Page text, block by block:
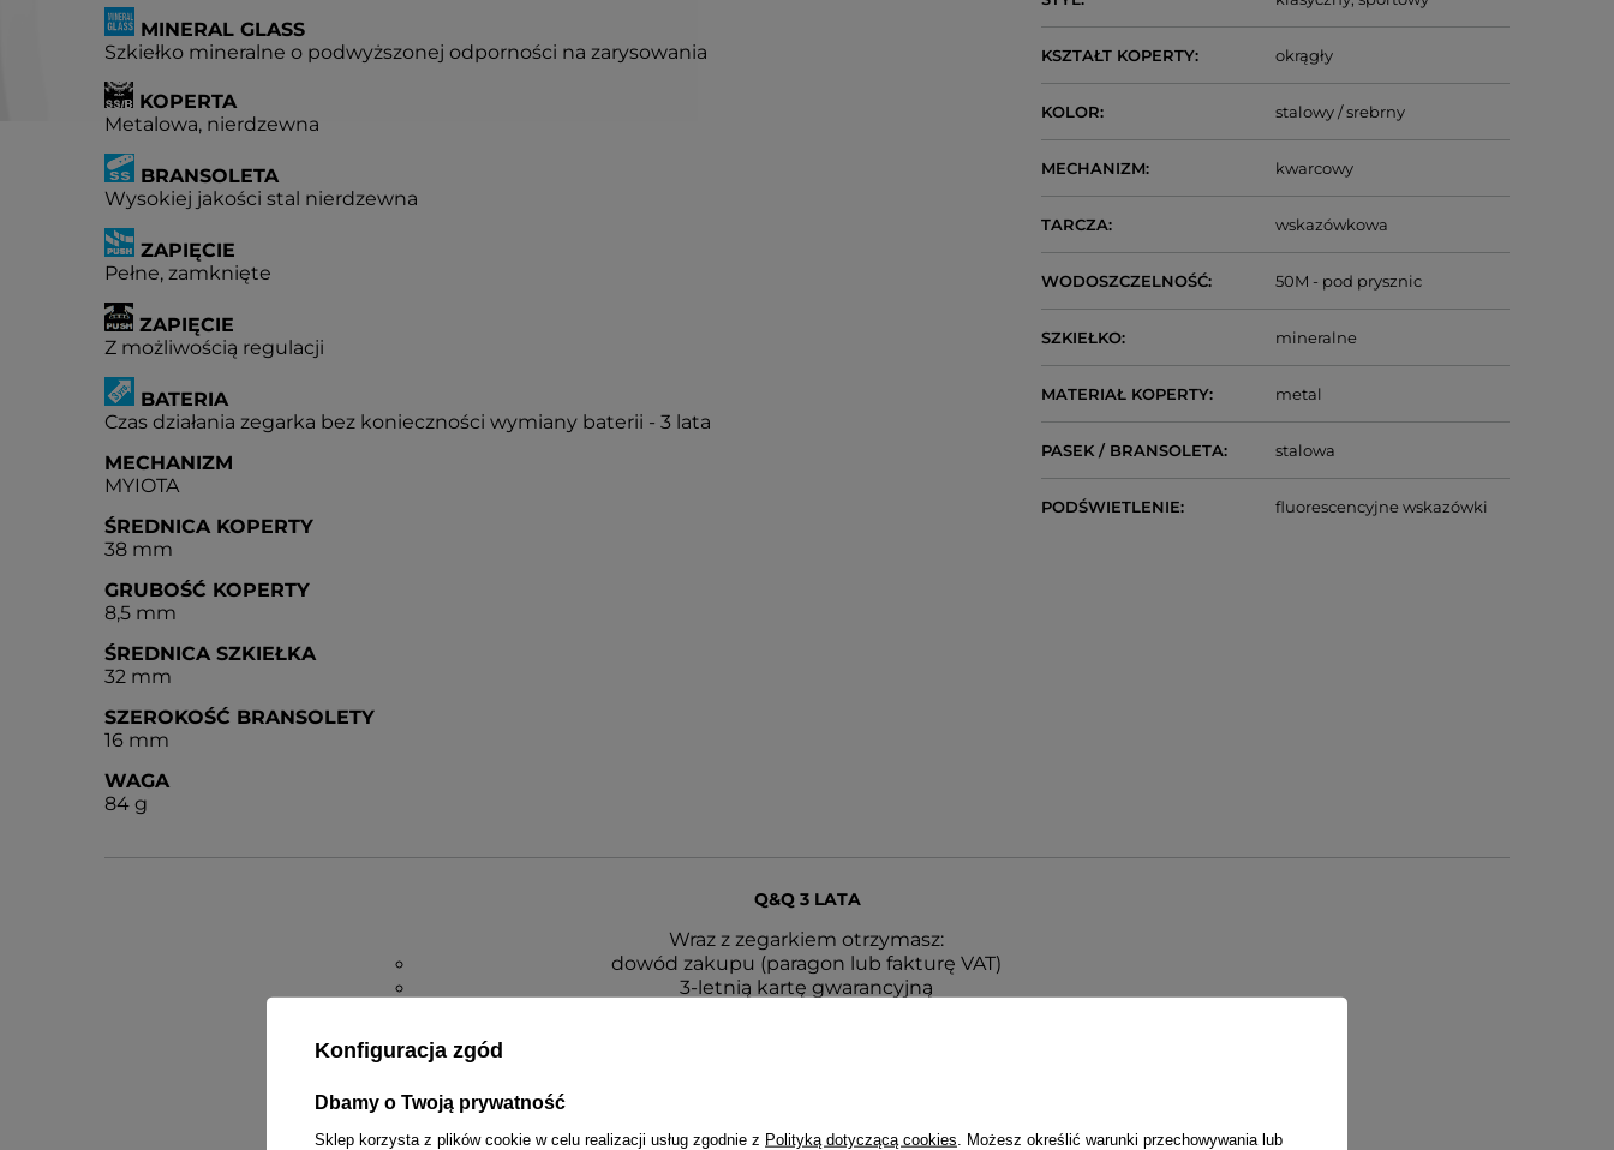
MINERAL GLASS
Szkiełko mineralne o podwyższonej odporności na zarysowania
KOPERTA
Metalowa, nierdzewna
BRANSOLETA
Wysokiej jakości stal nierdzewna
ZAPIĘCIE
Pełne, zamknięte
ZAPIĘCIE
Z możliwością regulacji
BATERIA
Czas działania zegarka bez konieczności wymiany baterii - 3 lata
MECHANIZM
MYIOTA
ŚREDNICA KOPERTY
38 mm
GRUBOŚĆ KOPERTY
8,5 mm
ŚREDNICA SZKIEŁKA
32 mm
SZEROKOŚĆ BRANSOLETY
16 mm
WAGA
84 g
KSZTAŁT KOPERTY okrągły
KOLOR stalowy / srebrny
MECHANIZM kwarcowy
TARCZA wskazówkowa
WODOSZCZELNOŚĆ 50M - pod prysznic
SZKIEŁKO mineralne
MATERIAŁ KOPERTY metal
PASEK / BRANSOLETA stalowa
PODŚWIETLENIE fluorescencyjne wskazówki
Q&Q 3 LATA
Wraz z zegarkiem otrzymasz:
dowód zakupu (paragon lub fakturę VAT)
3-letnią kartę gwarancyjną
Konfiguracja zgód
Dbamy o Twoją prywatność
Sklep korzysta z plików cookie w celu realizacji usług zgodnie z Polityką dotyczącą cookies . Możesz określić warunki przechowywania lub